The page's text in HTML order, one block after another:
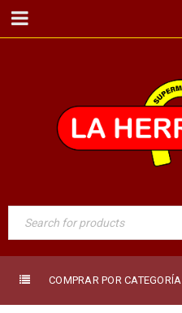
COMPRAR POR CATEGORÍA